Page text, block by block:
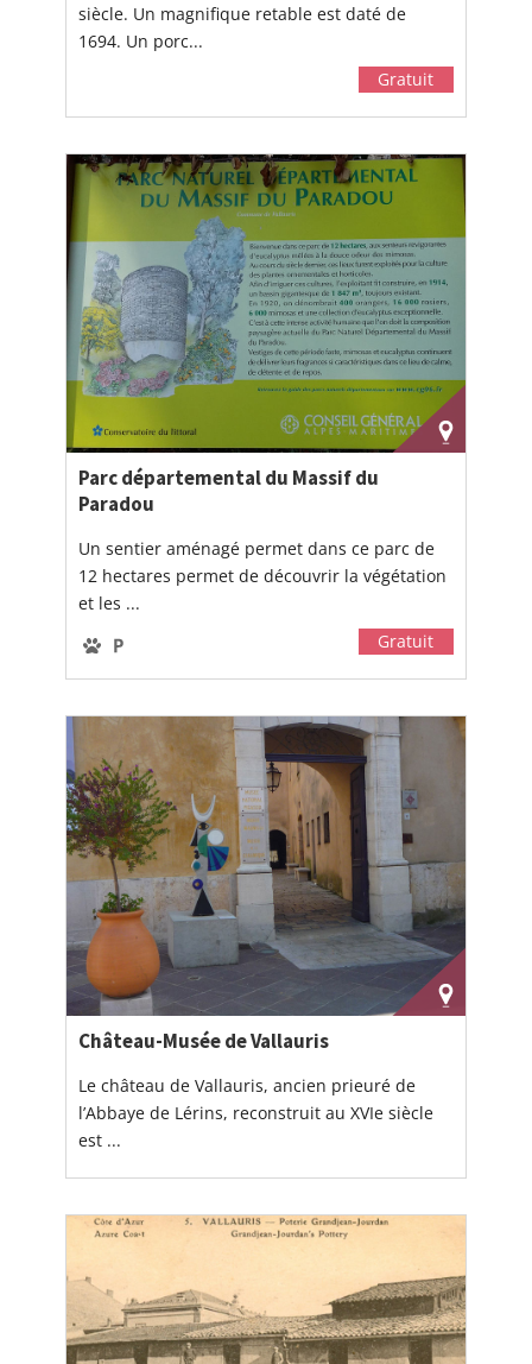
siècle. Un magnifique retable est daté de
1694. Un porc...
Gratuit
Parc départemental du Massif du
Paradou
Un sentier aménagé permet dans ce parc de
12 hectares permet de découvrir la végétation
et les ...
Gratuit
Château-Musée de Vallauris
Le château de Vallauris, ancien prieuré de
l’Abbaye de Lérins, reconstruit au XVIe siècle
est ...